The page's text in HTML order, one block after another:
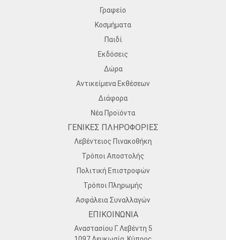
Γραφείο
Κοσμήματα
Παιδί
Εκδόσεις
Δώρα
Αντικείμενα Εκθέσεων
Διάφορα
Νέα Προϊόντα
ΓΕΝΙΚΕΣ ΠΛΗΡΟΦΟΡΙΕΣ
Λεβέντειος Πινακοθήκη
Τρόποι Αποστολής
Πολιτική Επιστροφών
Τρόποι Πληρωμής
Ασφάλεια Συναλλαγών
ΕΠΙΚΟΙΝΩΝΙΑ
Αναστασίου Γ. Λεβέντη 5